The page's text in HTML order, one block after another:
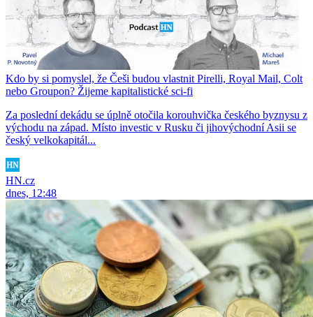
Kdo by si pomyslel, že Češi budou vlastnit Pirelli, Royal Mail, Colt
nebo Groupon? Žijeme kapitalistické sci-fi
Za poslední dekádu se úplně otočila korouhvička českého byznysu z
východu na západ. Místo investic v Rusku či jihovýchodní Asii se
český velkokapitál...
HN.cz
dnes, 12:48